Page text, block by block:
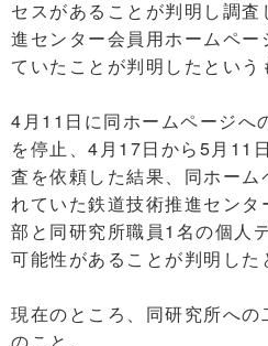
セスがあることが判明し調
進センター会員用ホームペ
ていたことが判明したという
4月11日に同ホームページへ
を停止、4月17日から5月11
査を依頼した結果、同ホーム
れていた鉄道技術推進セン
部と同研究所職員1名の個人
可能性があることが判明した
現在のところ、同研究所への
のこと。